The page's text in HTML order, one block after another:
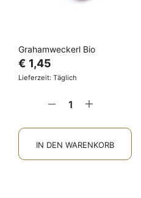
Grahamweckerl Bio
€ 1,45
Lieferzeit: Täglich
IN DEN WARENKORB